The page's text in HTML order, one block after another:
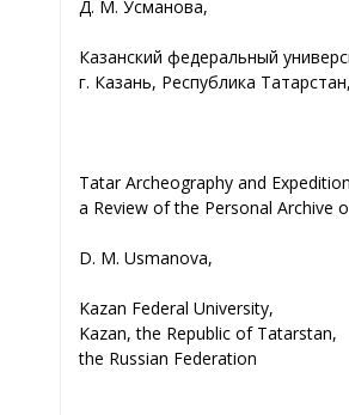
Д. М. Усманова,
Казанский федеральный
г. Казань, Республика
Tatar Archeography and
a Review of the Personal Archive
D. М. Usmanova,
Kazan Federal University,
Kazan, the Republic of Tatarstan,
the Russian Federation